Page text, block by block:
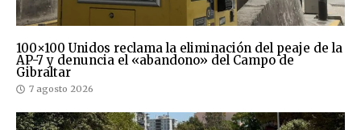
100×100 Unidos reclama la eliminación del peaje de la
AP-7 y denuncia el «abandono» del Campo de
Gibraltar
7 agosto 2026